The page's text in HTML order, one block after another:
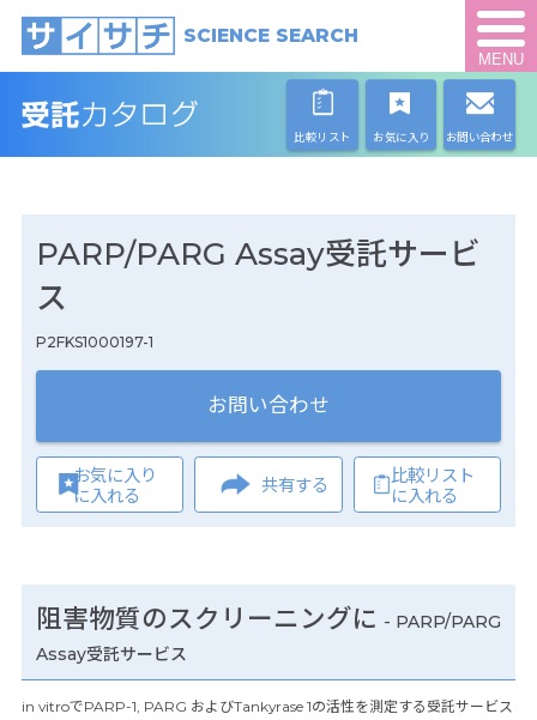
SCIENCE SEARCH
MENU
比較リスト お気に入り お問い合わせ
PARP/PARG Assay受託サービ
ス
P2FKS1000197-1
お問い合わせ
お気に入り
に入れる
共有する
比較リスト
に入れる
阻害物質のスクリーニングに - PARP/PARG
Assay受託サービス
in vitroでPARP-1, PARG およびTankyrase 1の活性を測定する受託サービス